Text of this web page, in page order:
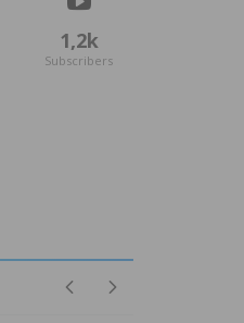
1,2k
Subscribers